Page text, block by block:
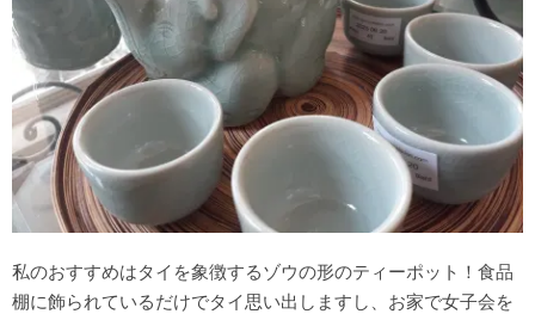
私のおすすめはタイを象徴するゾウの形のティーポット！食品
棚に飾られているだけでタイ思い出しますし、お家で女子会を